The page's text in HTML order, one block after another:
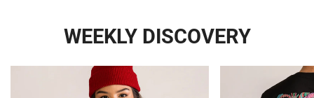
WEEKLY DISCOVERY